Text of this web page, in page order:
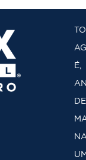
É,
DE